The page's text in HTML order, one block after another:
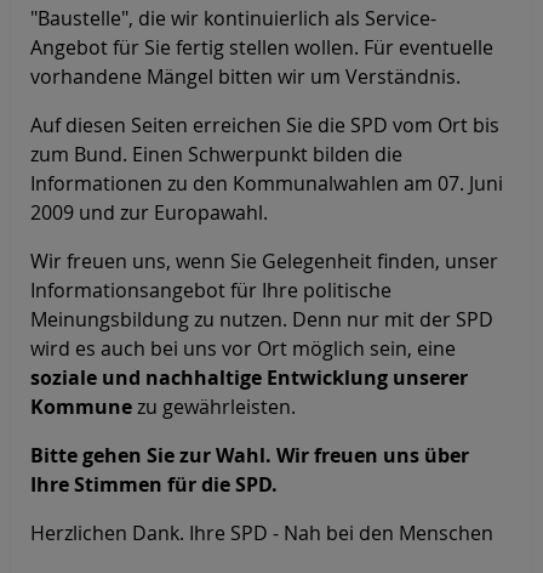
"Baustelle", die wir kontinuierlich als Service-
Angebot für Sie fertig stellen wollen. Für eventuelle
vorhandene Mängel bitten wir um Verständnis.
Auf diesen Seiten erreichen Sie die SPD vom Ort bis
zum Bund. Einen Schwerpunkt bilden die
Informationen zu den Kommunalwahlen am 07. Juni
2009 und zur Europawahl.
Wir freuen uns, wenn Sie Gelegenheit finden, unser
Informationsangebot für Ihre politische
Meinungsbildung zu nutzen. Denn nur mit der SPD
wird es auch bei uns vor Ort möglich sein, eine
soziale und nachhaltige Entwicklung unserer
Kommunezu gewährleisten.
Bitte gehen Sie zur Wahl. Wir freuen uns über
Ihre Stimmen für die SPD.
Herzlichen Dank. Ihre SPD - Nah bei den Menschen